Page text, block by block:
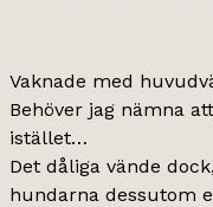
Vaknade med
Behöver jag nämna
istället…
Det dåliga vände
hundarna dessutom